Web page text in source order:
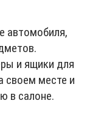
автомобиля,
и ящики для
своем месте и
в салоне.